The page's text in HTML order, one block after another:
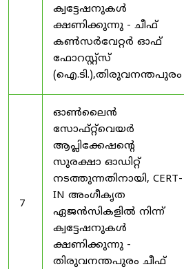
ക്വട്ടേഷനുകൾ
ക്ഷണിക്കുന്നു - ചീഫ്
കൺസർവേറ്റർ ഓഫ്
ഫോറസ്റ്റ്സ്
(ഐ.ടി.),തിരുവനന്തപുരം
7
ഓൺലൈൻ
സോഫ്റ്റ്‌വെയർ
ആപ്ലിക്കേഷന്റെ
സുരക്ഷാ ഓഡിറ്റ്
നടത്തുന്നതിനായി, CERT-
IN അംഗീകൃത
ഏജൻസികളിൽ നിന്ന്
ക്വട്ടേഷനുകൾ
ക്ഷണിക്കുന്നു -
തിരുവനന്തപുരം ചീഫ്